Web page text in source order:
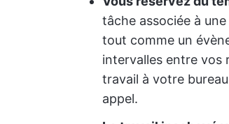
tâche associée à
tout comme un
intervalles entre vos
travail à votre
appel.